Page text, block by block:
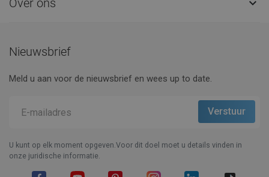

Nieuwsbrief
Meld u aan voor de nieuwsbrief en wees up to date.
U kunt op elk moment opgeven.Voor dit doel moet u details vinden in
onze juridische informatie.